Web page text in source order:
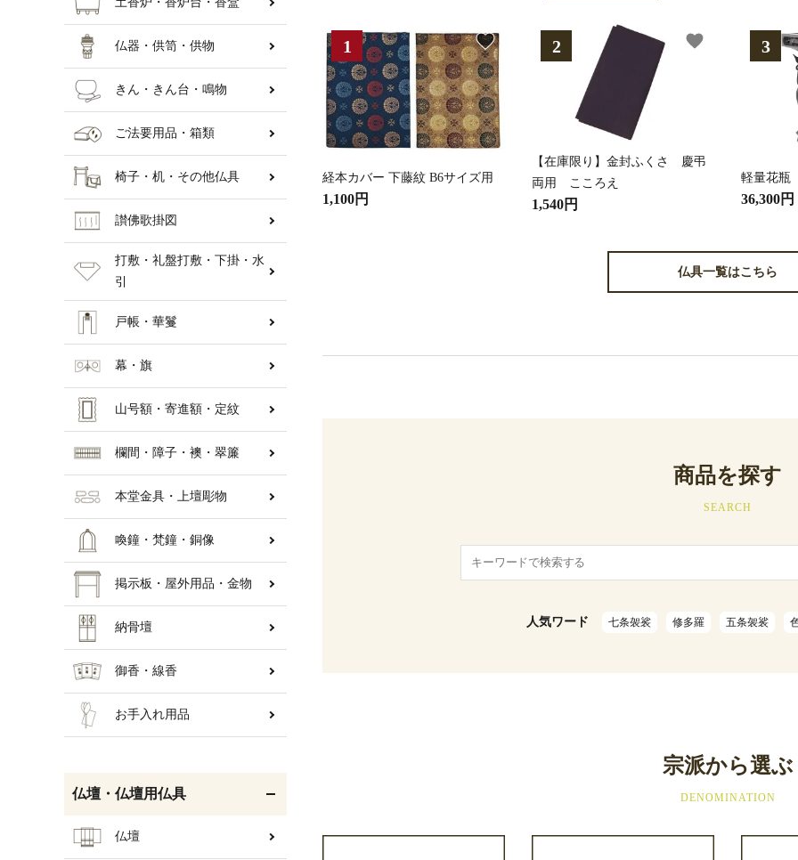
経本カバー 下藤紋 B6サイズ用
1,100円
favorite
【在庫限り】金封ふくさ 慶弔
両用 こころえ
1,540円
favorite
軽量花
36,300円
仏具一覧はこちら
商品を探す
SEARCH
人気ワード 七条袈裟 修多羅 五条袈裟
宗派から選ぶ
DENOMINATION
仏器・供笥・供物
きん・きん台・鳴物
ご法要用品・箱類
椅子・机・その他仏具
讃佛歌掛図
打敷・礼盤打敷・下掛・水
引
戸帳・華鬘
幕・旗
山号額・寄進額・定紋
欄間・障子・襖・翠簾
本堂金具・上壇彫物
喚鐘・梵鐘・銅像
掲示板・屋外用品・金物
納骨壇
御香・線香
お手入れ用品
仏壇・仏壇用仏具
仏壇